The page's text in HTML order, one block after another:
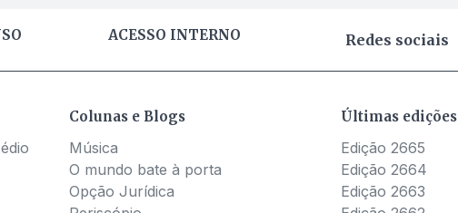
ACESSO INTERNO Redes sociais
Colunas e Blogs
Música
O mundo bate à porta
Opção Jurídica
Últimas edições
Edição 2665
Edição 2664
Edição 2663